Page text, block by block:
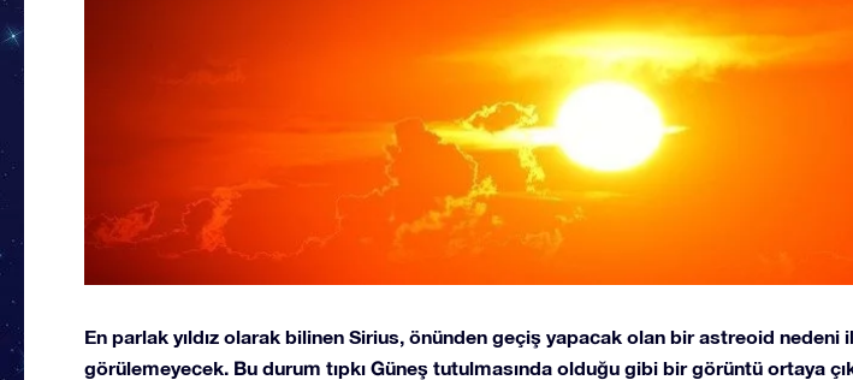
En parlak yıldız olarak bilinen Sirius, önünden geçiş yapacak olan bir astreoid nedeni
görülemeyecek. Bu durum tıpkı Güneş tutulmasında olduğu gibi bir görüntü ortaya